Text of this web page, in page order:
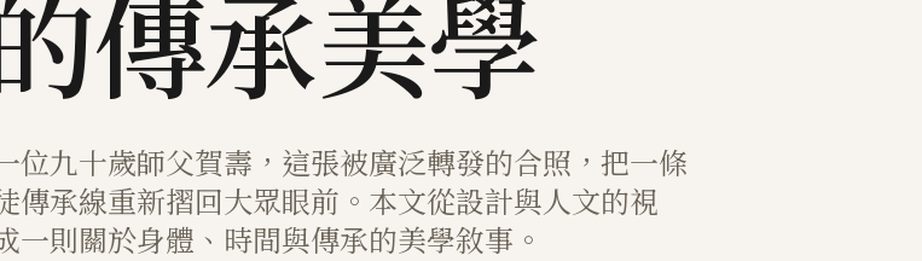
傳承美學
位九十歲師父賀壽，這張被廣泛轉發的合照，把一條
傳承線重新摺回大眾眼前。本文從設計與人文的視
一則關於身體、時間與傳承的美學敘事。